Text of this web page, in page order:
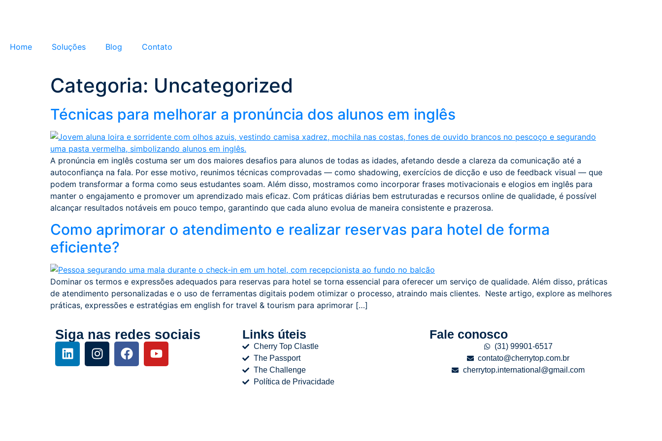
Home Soluções Blog Contato
Categoria: Uncategorized
Técnicas para melhorar a pronúncia dos alunos em inglês
A pronúncia em inglês costuma ser um dos maiores desafios para alunos de todas as idades, afetando desde a clareza da comunicação até a
autoconfiança na fala. Por esse motivo, reunimos técnicas comprovadas — como shadowing, exercícios de dicção e uso de feedback visual — que
podem transformar a forma como seus estudantes soam. Além disso, mostramos como incorporar frases motivacionais e elogios em inglês para
manter o engajamento e promover um aprendizado mais eficaz. Com práticas diárias bem estruturadas e recursos online de qualidade, é possível
alcançar resultados notáveis em pouco tempo, garantindo que cada aluno evolua de maneira consistente e prazerosa.
Como aprimorar o atendimento e realizar reservas para hotel de forma
eficiente?
Dominar os termos e expressões adequados para reservas para hotel se torna essencial para oferecer um serviço de qualidade. Além disso, práticas
de atendimento personalizadas e o uso de ferramentas digitais podem otimizar o processo, atraindo mais clientes. Neste artigo, explore as melhores
práticas, expressões e estratégias em english for travel & tourism para aprimorar […]
Siga nas redes sociais Links úteis
Cherry Top Clastle
The Passport
The Challenge
Política de Privacidade
Fale conosco
(31) 99901-6517
contato@cherrytop.com.br
cherrytop.international@gmail.com